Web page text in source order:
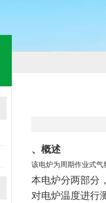
、概述
该电炉为周期作业式
本电炉分两部分
对电炉温度进行